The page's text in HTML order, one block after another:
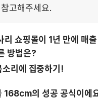
고해주세요.
리 쇼핑몰이 1년 만에 매
방법은?
소리에 집중하기!
168cm의 성공 공식이에